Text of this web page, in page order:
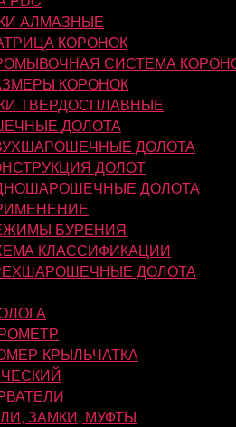
АЛМАЗНЫЕ
КОРОНОК
СИСТЕМА
КОРОНОК
ТВЕРДОСПЛАВНЫЕ
ДОЛОТА
ДОЛОТА
ДОЛОТ
ДОЛОТА
БУРЕНИЯ
КЛАССИФИКАЦИИ
ДОЛОТА
КРЫЛЬЧАТКА
ЗАМКИ, МУФТЫ